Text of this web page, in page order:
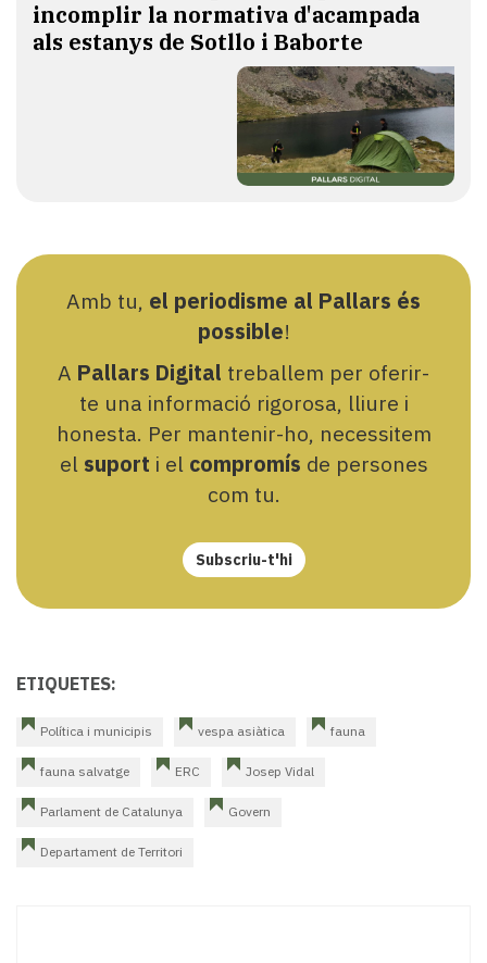
incomplir la normativa d'acampada
als estanys de Sotllo i Baborte
Amb tu, el periodisme al Pallars és
possible!
A Pallars Digital treballem per oferir-
te una informació rigorosa, lliure i
honesta. Per mantenir-ho, necessitem
el suport i el compromís de persones
com tu.
Subscriu-t'hi
ETIQUETES:
Política i municipis vespa asiàtica fauna
fauna salvatge ERC Josep Vidal
Parlament de Catalunya Govern
Departament de Territori